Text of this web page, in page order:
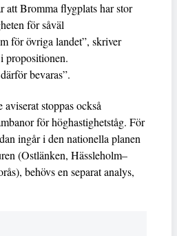
att Bromma flygplats har stor
för såväl
för övriga landet”, skriver
propositionen.
bevaras”.
stoppas också
för höghastighetståg. För
ingår i den nationella planen
(Ostlänken, Hässleholm–
behövs en separat analys,